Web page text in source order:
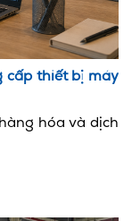
cấp thiết bị máy
hóa và dịch